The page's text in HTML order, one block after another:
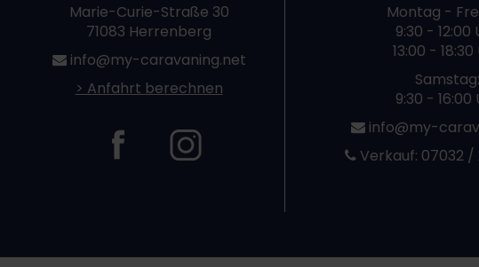
Marie-Curie-Straße 30
71083 Herrenberg
info@my-caravaning.net
> Anfahrt berechnen
Montag -
9:30 - 12:00
13:00 - 18:30
Samstag:
9:30 - 16:00
info@my-
Verkauf: 07032 /